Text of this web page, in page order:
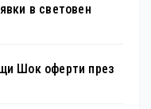
в световен
Шок оферти през